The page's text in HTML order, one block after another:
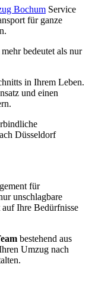
Bochum Service
für ganze
bedeutet als nur
in Ihrem Leben.
und einen
Düsseldorf
für
unschlagbare
auf Ihre Bedürfnisse
bestehend aus
Umzug nach